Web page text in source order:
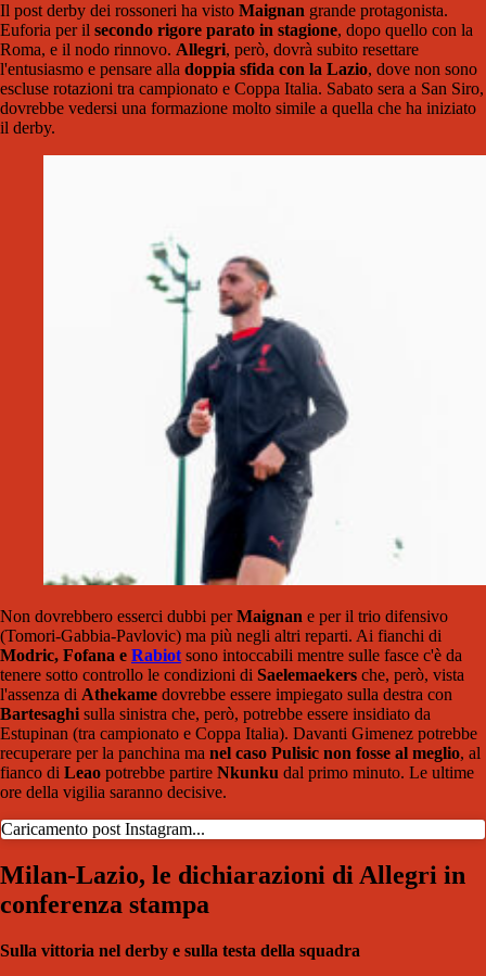
Il post derby dei rossoneri ha visto Maignan grande protagonista.
Euforia per il secondo rigore parato in stagione, dopo quello con la
Roma, e il nodo rinnovo. Allegri, però, dovrà subito resettare
l'entusiasmo e pensare alla doppia sfida con la Lazio, dove non sono
escluse rotazioni tra campionato e Coppa Italia. Sabato sera a San Siro,
dovrebbe vedersi una formazione molto simile a quella che ha iniziato
il derby.
Non dovrebbero esserci dubbi perMaignan e per il trio difensivo
(Tomori-Gabbia-Pavlovic) ma più negli altri reparti. Ai fianchi di
Modric, Fofana e Rabiot sono intoccabili mentre sulle fasce c'è da
tenere sotto controllo le condizioni di Saelemaekers che, però, vista
l'assenza di Athekame dovrebbe essere impiegato sulla destra con
Bartesaghi sulla sinistra che, però, potrebbe essere insidiato da
Estupinan (tra campionato e Coppa Italia). Davanti Gimenez potrebbe
recuperare per la panchina ma nel caso Pulisic non fosse al meglio, al
fianco di Leao potrebbe partire Nkunku dal primo minuto. Le ultime
ore della vigilia saranno decisive.
Caricamento post Instagram...
Milan-Lazio, le dichiarazioni di Allegri in
conferenza stampa
Sulla vittoria nel derby e sulla testa della squadra